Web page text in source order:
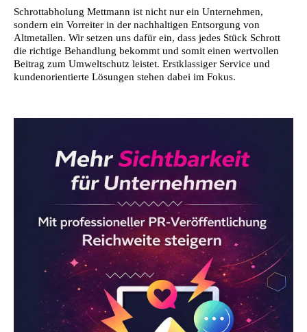
Schrottabholung Mettmann ist nicht nur ein Unternehmen,
sondern ein Vorreiter in der nachhaltigen Entsorgung von
Altmetallen. Wir setzen uns dafür ein, dass jedes Stück Schrott
die richtige Behandlung bekommt und somit einen wertvollen
Beitrag zum Umweltschutz leistet. Erstklassiger Service und
kundenorientierte Lösungen stehen dabei im Fokus.